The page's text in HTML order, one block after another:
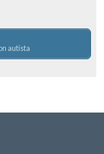
autista